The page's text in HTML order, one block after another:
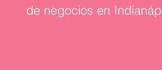
de negocios en